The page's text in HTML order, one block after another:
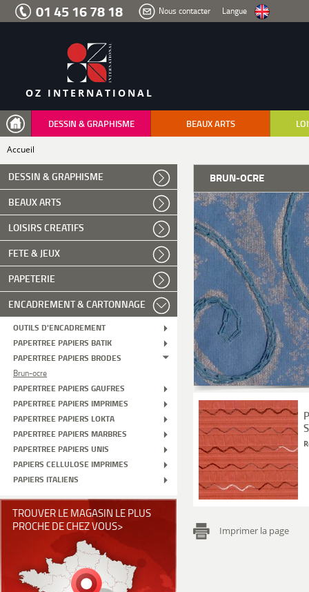
Aller
menu
recherche
01 45 16 78 18 Nous contacter Langue
OZ INTERNATIONAL
DESSIN & GRAPHISME BEAUX ARTS
Accueil
DESSIN & GRAPHISME
BEAUX ARTS
LOISIRS CREATIFS
FETE & JEUX
PAPETERIE
ENCADREMENT & CARTONNAGE
OUTILS D'ENCADREMENT
PAPERTREE PAPIERS BATIK
PAPERTREE PAPIERS BRODES
Brun-ocre
PAPERTREE PAPIERS GAUFRES
PAPERTREE PAPIERS IMPRIMES
PAPERTREE PAPIERS LOKTA
PAPERTREE PAPIERS MARBRES
PAPERTREE PAPIERS UNIS
PAPIERS CELLULOSE IMPRIMES
PAPIERS ITALIENS
TROUVER LE MAGASIN LE PLUS
PROCHE DE CHEZ VOUS>
BRUN-OCRE
Imprimer la page